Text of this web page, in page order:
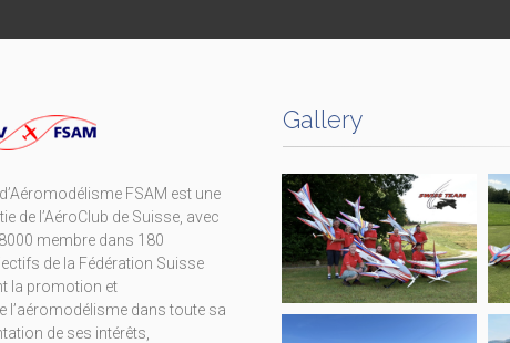
FSAM est une
de l’AéroClub de Suisse, avec
membre dans 180
de la Fédération Suisse
la promotion et
l’aéromodélisme dans toute sa
de ses intérêts,
Gallery